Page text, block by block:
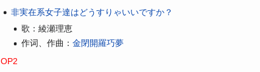
非実在系女子達はどうすりゃいいですか？
歌： 綾瀬理恵
作词、作曲： 金閉開羅巧夢
OP2